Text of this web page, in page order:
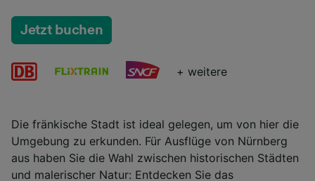
Jetzt buchen
+ weitere
Die fränkische Stadt ist ideal gelegen, um von hier die
Umgebung zu erkunden. Für Ausflüge von Nürnberg
aus haben Sie die Wahl zwischen historischen Städten
und malerischer Natur: Entdecken Sie das